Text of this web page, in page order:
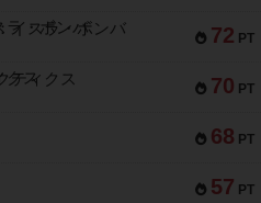
72 PT
イスラ・ボンバ
70 PT
ティクス
68 PT
57 PT